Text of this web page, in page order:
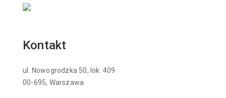
Kontakt
ul. Nowogrodzka 50, lok. 409
00-695, Warszawa